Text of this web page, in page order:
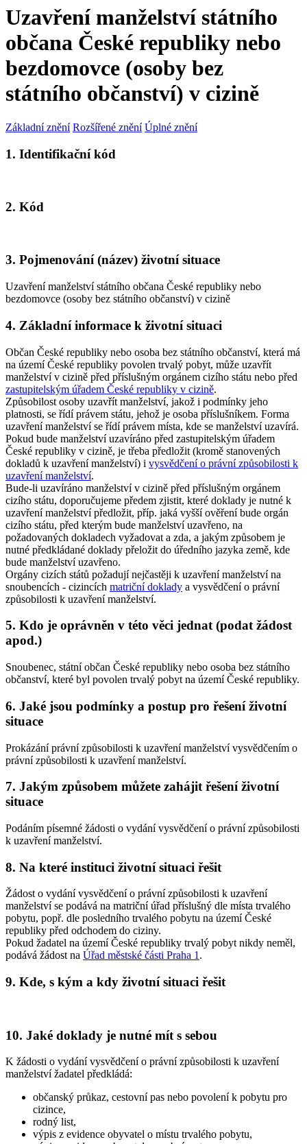
Uzavření manželství státního
občana České republiky nebo
bezdomovce (osoby bez
státního občanství) v cizině
Základní znění Rozšířené znění Úplné znění
1. Identifikační kód
2. Kód
3. Pojmenování (název) životní situace
Uzavření manželství státního občana České republiky nebo
bezdomovce (osoby bez státního občanství) v cizině
4. Základní informace k životní situaci
Občan České republiky nebo osoba bez státního občanství, která má
na území České republiky povolen trvalý pobyt, může uzavřít
manželství v cizině před příslušným orgánem cizího státu nebo před
zastupitelským úřadem České republiky v cizině.
Způsobilost osoby uzavřít manželství, jakož i podmínky jeho
platnosti, se řídí právem státu, jehož je osoba příslušníkem. Forma
uzavření manželství se řídí právem místa, kde se manželství uzavírá.
Pokud bude manželství uzavíráno před zastupitelským úřadem
České republiky v cizině, je třeba předložit (kromě stanovených
dokladů k uzavření manželství) i vysvědčení o právní způsobilosti k
uzavření manželství.
Bude-li uzavíráno manželství v cizině před příslušným orgánem
cizího státu, doporučujeme předem zjistit, které doklady je nutné k
uzavření manželství předložit, příp. jaká vyšší ověření bude orgán
cizího státu, před kterým bude manželství uzavřeno, na
požadovaných dokladech vyžadovat a zda, a jakým způsobem je
nutné předkládané doklady přeložit do úředního jazyka země, kde
bude manželství uzavřeno.
Orgány cizích států požadují nejčastěji k uzavření manželství na
snoubencích - cizincích matriční doklady a vysvědčení o právní
způsobilosti k uzavření manželství.
5. Kdo je oprávněn v této věci jednat (podat žádost
apod.)
Snoubenec, státní občan České republiky nebo osoba bez státního
občanství, které byl povolen trvalý pobyt na území České republiky.
6. Jaké jsou podmínky a postup pro řešení životní
situace
Prokázání právní způsobilosti k uzavření manželství vysvědčením o
právní způsobilosti k uzavření manželství.
7. Jakým způsobem můžete zahájit řešení životní
situace
Podáním písemné žádosti o vydání vysvědčení o právní způsobilosti
k uzavření manželství.
8. Na které instituci životní situaci řešit
Žádost o vydání vysvědčení o právní způsobilosti k uzavření
manželství se podává na matriční úřad příslušný dle místa trvalého
pobytu, popř. dle posledního trvalého pobytu na území České
republiky před odchodem do ciziny.
Pokud žadatel na území České republiky trvalý pobyt nikdy neměl,
podává žádost na Úřad městské části Praha 1 .
9. Kde, s kým a kdy životní situaci řešit
10. Jaké doklady je nutné mít s sebou
K žádosti o vydání vysvědčení o právní způsobilosti k uzavření
manželství žadatel předkládá:
občanský průkaz, cestovní pas nebo povolení k pobytu pro
cizince,
rodný list,
výpis z evidence obyvatel o místu trvalého pobytu,